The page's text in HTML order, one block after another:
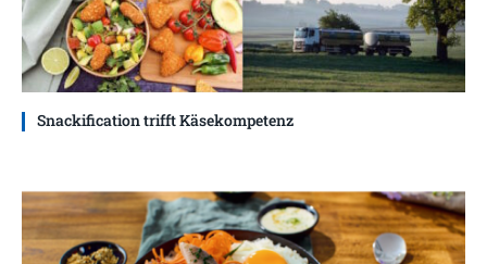
Snackification trifft Käsekompetenz